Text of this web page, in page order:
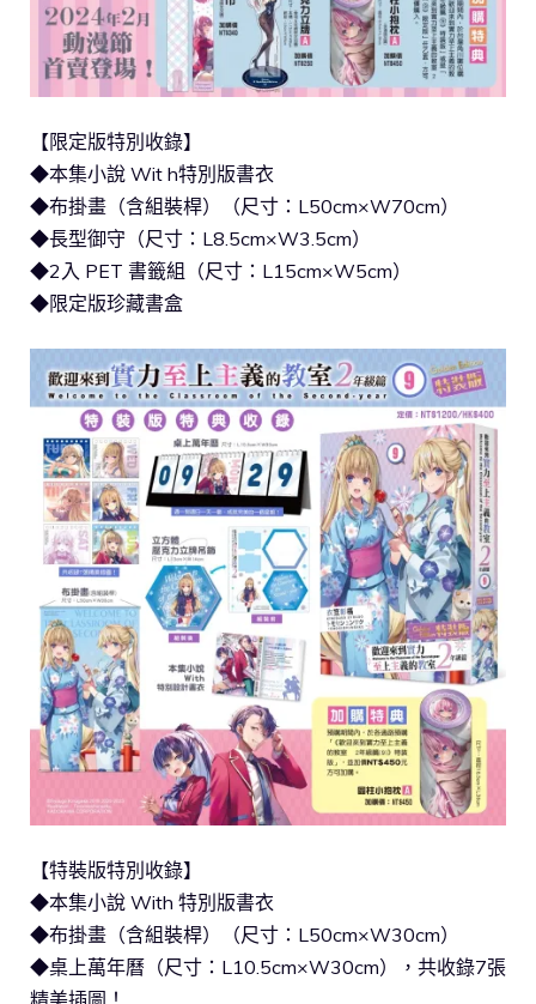
【限定版特別收錄】
◆本集小說 Wit h特別版書衣
◆布掛畫（含組裝桿）（尺寸：L50cm×W70cm）
◆長型御守（尺寸：L8.5cm×W3.5cm）
◆2入 PET 書籤組（尺寸：L15cm×W5cm）
◆限定版珍藏書盒
【特裝版特別收錄】
◆本集小說 With 特別版書衣
◆布掛畫（含組裝桿）（尺寸：L50cm×W30cm）
◆桌上萬年曆（尺寸：L10.5cm×W30cm），共收錄7張
精美插圖！